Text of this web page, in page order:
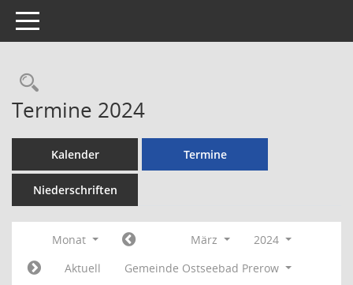
Toggle navigation
Rechercheauswahl
Termine 2024
Kalender Termine
Niederschriften
Monat März
2024
Aktuell
Gemeinde Ostseebad Prerow